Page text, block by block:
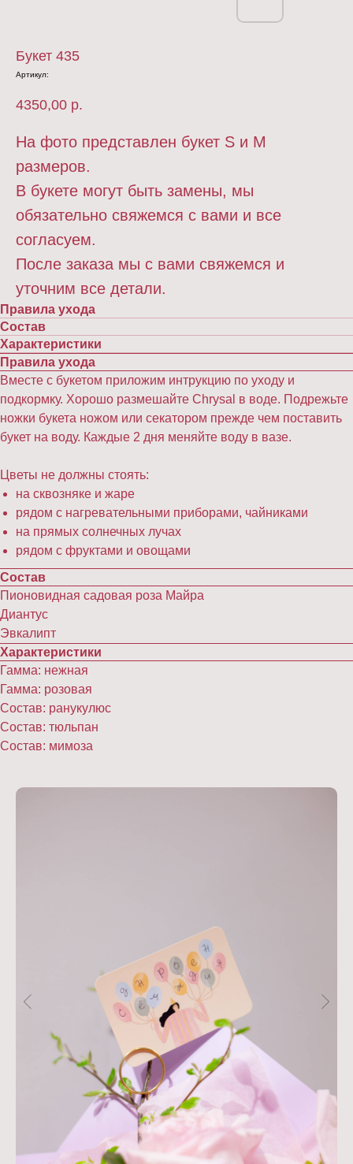
Букет 435
Артикул:
4350,00 р.
На фото представлен букет S и M
размеров.
В букете могут быть замены, мы
обязательно свяжемся с вами и все
согласуем.
После заказа мы с вами свяжемся и
уточним все детали.
Правила ухода
Состав
Характеристики
Правила ухода
Вместе с букетом приложим интрукцию по уходу и
подкормку. Хорошо размешайте Chrysal в воде. Подрежьте
ножки букета ножом или секатором прежде чем поставить
букет на воду. Каждые 2 дня меняйте воду в вазе.
Цветы не должны стоять:
на сквозняке и жаре
рядом с нагревательными приборами, чайниками
на прямых солнечных лучах
рядом с фруктами и овощами
Состав
Пионовидная садовая роза Майра
Диантус
Эвкалипт
Характеристики
Гамма: нежная
Гамма: розовая
Состав: ранукулюс
Состав: тюльпан
Состав: мимоза